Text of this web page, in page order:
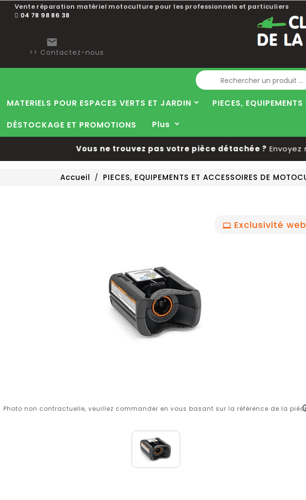
Vente réparation matériel motoculture pour les professionnels et particuliers
04 78 98 86 38

>> Contactez-nous
MATERIELS POUR ESPACES VERTS ET JARDIN PIECES,
DÉSTOCKAGE ET PROMOTIONS
Plus
Vous ne trouvez pas votre pièce détachée ?Envoyez
Accueil PIECES, EQUIPEMENTS ET ACCESSOIRES DE
Exclusivité web
Photo non contractuelle, veuillez commander en vous basant sur la référence de la